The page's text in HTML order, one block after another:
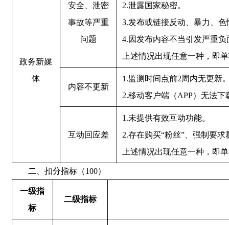
政务新媒
体
安全、泄密
事故等严重
问题
2.泄露国家秘密。
3.发布或链接反动、暴力、色
4.因发布内容不当引发严重负
上述情况出现任意一种，即
内容不更新
1.监测时间点前2周内无更新
2.移动客户端（APP）无法下
互动回应差
1.未提供有效互动功能。
2.存在购买“粉丝”、强制要
上述情况出现任意一种，即
二、扣分指标（100）
一级指
标
二级指标